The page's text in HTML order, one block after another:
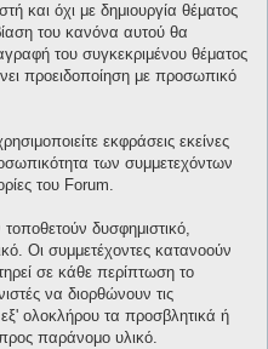
και όχι με δημιουργία θέματος
του κανόνα αυτού θα
του συγκεκριμένου θέματος
προειδοποίηση με προσωπικό
εκφράσεις εκείνες
των συμμετεχόντων
του Forum.
δυσφημιστικό,
Οι συμμετέχοντες κατανοούν
σε κάθε περίπτωση το
να διορθώνουν τις
ολοκλήρου τα προσβλητικά ή
παράνομο υλικό.